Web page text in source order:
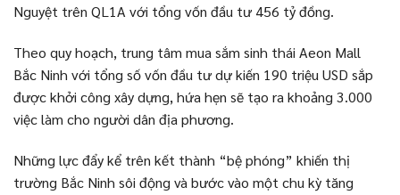
Nguyệt trên QL1A với tổng vốn đầu tư 456 tỷ đồng.
Theo quy hoạch, trung tâm mua sắm sinh thái Aeon Mall
Bắc Ninh với tổng số vốn đầu tư dự kiến 190 triệu USD sắp
được khởi công xây dựng, hứa hẹn sẽ tạo ra khoảng 3.000
việc làm cho người dân địa phương.
Những lực đẩy kể trên kết thành “bệ phóng” khiến thị
trường Bắc Ninh sôi động và bước vào một chu kỳ tăng